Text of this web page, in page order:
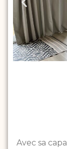
Avec sa